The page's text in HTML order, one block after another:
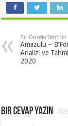
Bir Önceki Tahmin
Amazulu –
Analizi ve
2020
Bir cevap yazın